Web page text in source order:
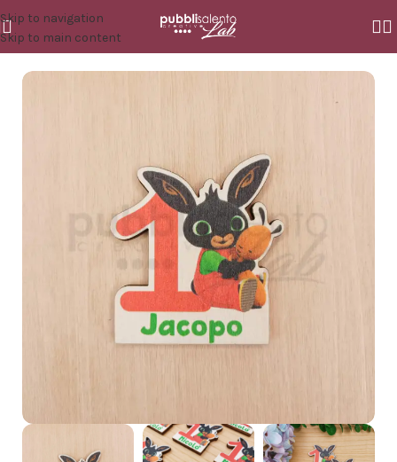
Skip to navigation
Skip to main content